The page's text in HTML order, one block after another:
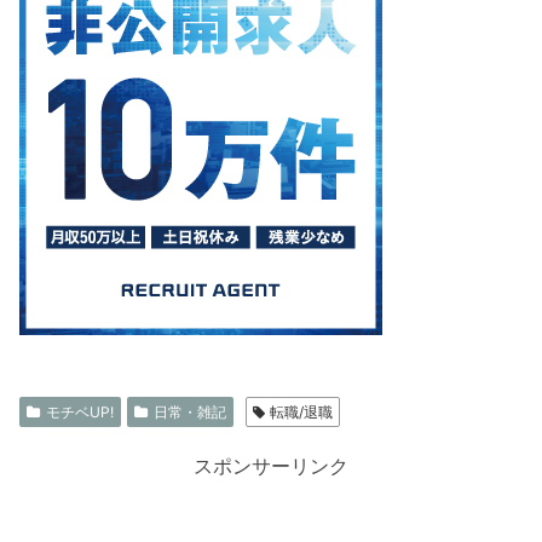
モチベUP! 日常・雑記 転職/退職
スポンサーリンク